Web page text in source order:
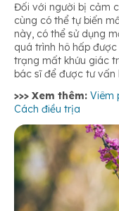
Đối với người bị cảm
cùng có thể tự biến
này, có thể sử dụng
quá trình hô hấp
trạng mất khứu giác
bác sĩ để được tư vấn
>>> Xem thêm: Viêm
Cách điều trịa